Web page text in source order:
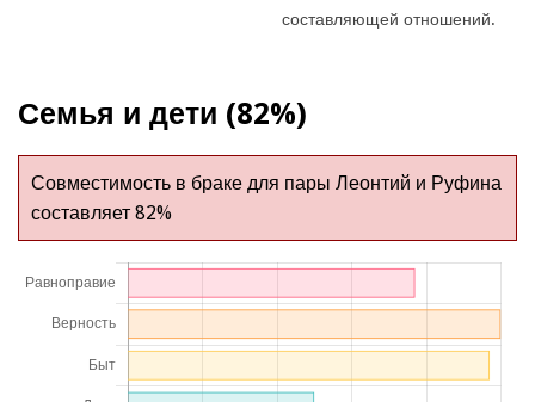
составляющей отношений.
Семья и дети (82%)
Совместимость в браке для пары Леонтий и Руфина
составляет 82%